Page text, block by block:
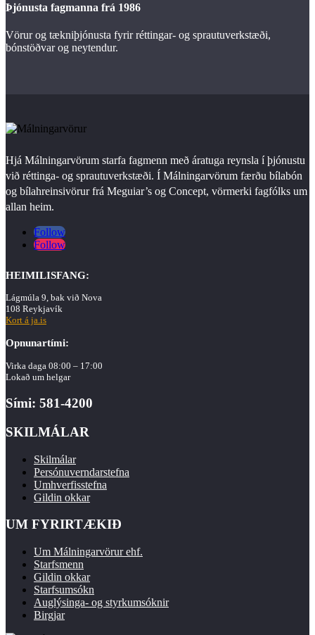
Þjónusta fagmanna frá 1986
Vörur og tækniþjónusta fyrir réttingar- og sprautuverkstæði,
bónstöðvar og neytendur.
Hjá Málningarvörum starfa fagmenn með áratuga reynsla í þjónustu
við réttinga- og sprautuverkstæði. Í Málningarvörum færðu bílabón
og bílahreinsivörur frá Meguiar’s og Concept, vörmerki fagfólks um
allan heim.
Follow
Follow
HEIMILISFANG:
Lágmúla 9, bak við Nova
108 Reykjavík
Kort á ja.is
Opnunartími:
Virka daga 08:00 – 17:00
Lokað um helgar
Sími: 581-4200
SKILMÁLAR
Skilmálar
Persónuverndarstefna
Umhverfisstefna
Gildin okkar
UM FYRIRTÆKIÐ
Um Málningarvörur ehf.
Starfsmenn
Gildin okkar
Starfsumsókn
Auglýsinga- og styrkumsóknir
Birgjar